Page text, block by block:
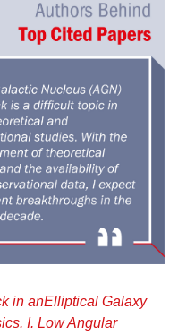
in anElliptical Galaxy
I. Low Angular